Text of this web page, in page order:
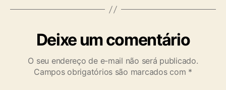
Deixe um comentário
O seu endereço de e-mail não será publicado.
Campos obrigatórios são marcados com *